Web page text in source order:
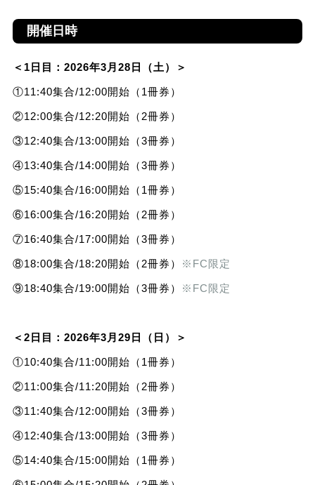
開催日時
＜1日目：2026年3月28日（土）＞
①11:40集合/12:00開始（1冊券）
②12:00集合/12:20開始（2冊券）
③12:40集合/13:00開始（3冊券）
④13:40集合/14:00開始（3冊券）
⑤15:40集合/16:00開始（1冊券）
⑥16:00集合/16:20開始（2冊券）
⑦16:40集合/17:00開始（3冊券）
⑧18:00集合/18:20開始（2冊券） ※FC限定
⑨18:40集合/19:00開始（3冊券） ※FC限定
＜2日目：2026年3月29日（日）＞
①10:40集合/11:00開始（1冊券）
②11:00集合/11:20開始（2冊券）
③11:40集合/12:00開始（3冊券）
④12:40集合/13:00開始（3冊券）
⑤14:40集合/15:00開始（1冊券）